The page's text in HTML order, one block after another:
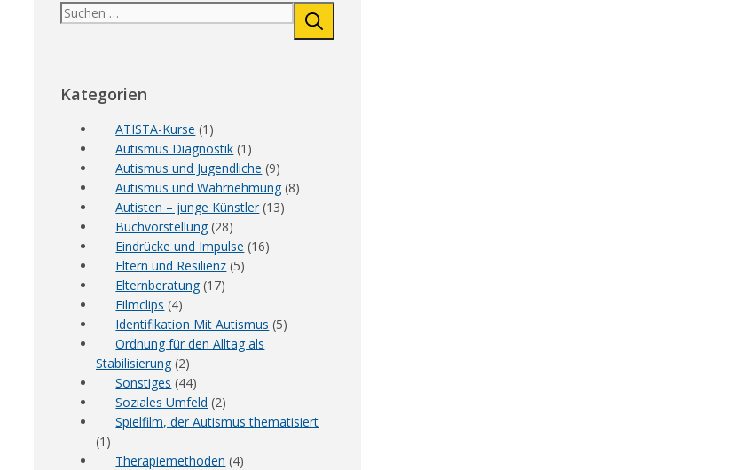
Suchen
nach:
Kategorien
ATISTA-Kurse (1)
Autismus Diagnostik (1)
Autismus und Jugendliche (9)
Autismus und Wahrnehmung (8)
Autisten – junge Künstler (13)
Buchvorstellung (28)
Eindrücke und Impulse (16)
Eltern und Resilienz (5)
Elternberatung (17)
Filmclips (4)
Identifikation Mit Autismus (5)
Ordnung für den Alltag als
Stabilisierung (2)
Sonstiges (44)
Soziales Umfeld (2)
Spielfilm, der Autismus thematisiert
(1)
Therapiemethoden (4)